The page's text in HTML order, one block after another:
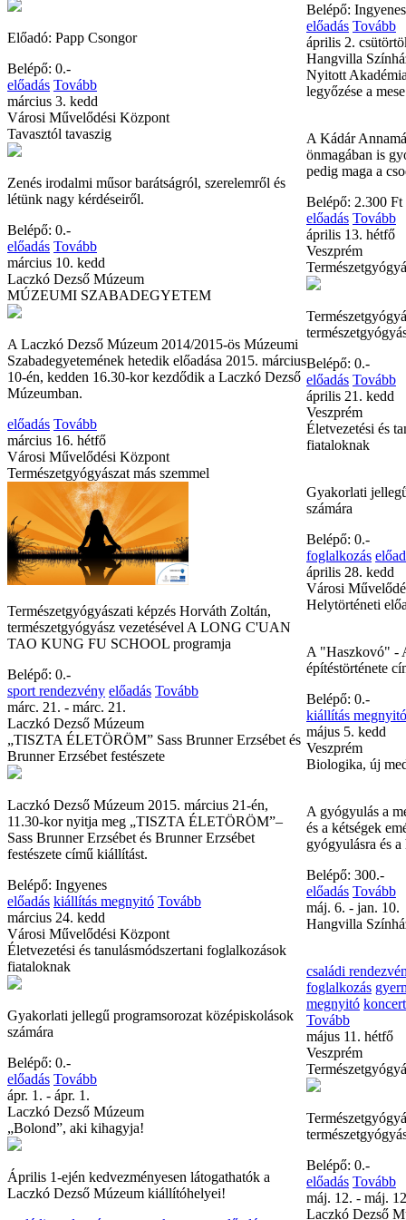
Előadó: Papp Csongor
Belépő: 0.-
előadás Tovább
március 3. kedd
Városi Művelődési Központ
Tavasztól tavaszig
Zenés irodalmi műsor barátságról, szerelemről és
létünk nagy kérdéseiről.
Belépő: 0.-
előadás Tovább
március 10. kedd
Laczkó Dezső Múzeum
MÚZEUMI SZABADEGYETEM
A Laczkó Dezső Múzeum 2014/2015-ös Múzeumi
Szabadegyetemének hetedik előadása 2015. március
10-én, kedden 16.30-kor kezdődik a Laczkó Dezső
Múzeumban.
előadás Tovább
március 16. hétfő
Városi Művelődési Központ
Természetgyógyászat más szemmel
Természetgyógyászati képzés Horváth Zoltán,
természetgyógyász vezetésével A LONG C'UAN
TAO KUNG FU SCHOOL programja
Belépő: 0.-
sport rendezvény előadás Tovább
márc. 21. - márc. 21.
Laczkó Dezső Múzeum
„TISZTA ÉLETÖRÖM” Sass Brunner Erzsébet és
Brunner Erzsébet festészete
Laczkó Dezső Múzeum 2015. március 21-én,
11.30-kor nyitja meg „TISZTA ÉLETÖRÖM”–
Sass Brunner Erzsébet és Brunner Erzsébet
festészete című kiállítást.
Belépő: Ingyenes
előadás kiállítás megnyitó Tovább
március 24. kedd
Városi Művelődési Központ
Életvezetési és tanulásmódszertani foglalkozások
fiataloknak
Gyakorlati jellegű programsorozat középiskolások
számára
Belépő: 0.-
előadás Tovább
ápr. 1. - ápr. 1.
Laczkó Dezső Múzeum
„Bolond”, aki kihagyja!
Április 1-ején kedvezményesen látogathatók a
Laczkó Dezső Múzeum kiállítóhelyei!
Belépő: Ingyenes
előadás Tovább
április 2.
Hangvilla
Nyitott
legyőzése a
A Kádár
önmagában is
pedig maga a
Belépő: 2.300 Ft
előadás Tovább
április 13. hétfő
Veszprém
Belépő: 0.-
előadás Tovább
április 21. kedd
Veszprém
Életvezetési és
fiataloknak
Gyakorlati
számára
Belépő: 0.-
foglalkozás
április 28. kedd
Városi
Helytörténeti
A "Haszkovó" -
építéstörténete
Belépő: 0.-
kiállítás megnyitó
május 5. kedd
Veszprém
Biologika, új
A gyógyulás a
és a kétségek
gyógyulásra és
Belépő: 300.-
előadás Tovább
máj. 6. - jan. 10.
Hangvilla
családi
foglalkozás
megnyitó koncert
Tovább
május 11. hétfő
Veszprém
Belépő: 0.-
előadás Tovább
máj. 12. - máj.
Laczkó Dezső